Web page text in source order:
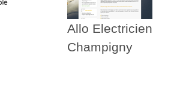
Allo Electricien
Champigny